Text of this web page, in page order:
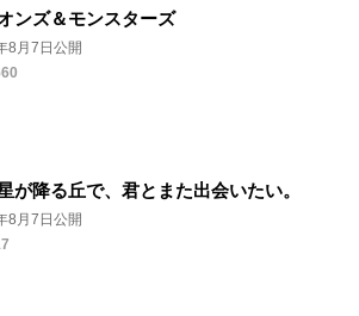
ンズ＆モンスターズ
8月7日公開
が降る丘で、君とまた出会いたい。
8月7日公開